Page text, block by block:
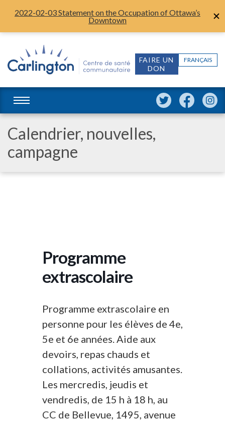
2022-02-03 Statement on the Occupation of Ottawa’s
Downtown
FRANÇAIS
FAIRE UN
DON
Calendrier, nouvelles,
campagne
Programme
extrascolaire
Programme extrascolaire en
personne pour les élèves de 4e,
5e et 6e années. Aide aux
devoirs, repas chauds et
collations, activités amusantes.
Les mercredis, jeudis et
vendredis, de 15 h à 18 h, au
CC de Bellevue, 1495, avenue